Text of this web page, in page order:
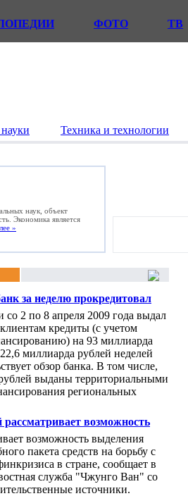
ФОТО ТВ
Техника и технологии
наук, объект
Экономика является
»
за неделю прокредитовал
на 93 млрд рублей
со 2 по 8 апреля 2009 года выдал
кредиты (с учетом
на 93 миллиарда
миллиарда рублей неделей
обзор банка. В том числе,
выданы территориальными
региональных
рассматривает возможность
возможность выделения
пакета средств на борьбу с
в стране, сообщает в
служба "Чжунго Ван" со
источники.